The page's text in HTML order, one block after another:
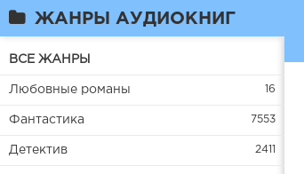
ЖАНРЫ АУДИОКНИГ
ВСЕ ЖАНРЫ
Любовные романы 16
Фантастика 7553
Детектив 2411